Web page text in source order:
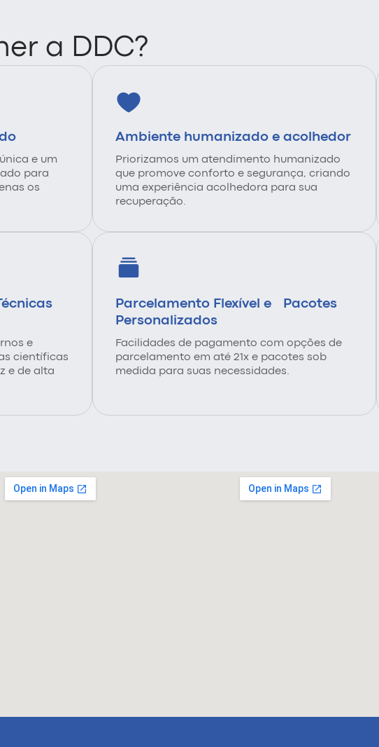
a DDC?
e um
para
os
Ambiente humanizado e acolhedor
Priorizamos um atendimento humanizado
que promove conforto e segurança, criando
uma experiência acolhedora para sua
recuperação.
e
científicas
e de alta
Parcelamento Flexível e Pacotes
Personalizados
Facilidades de pagamento com opções de
parcelamento em até 21x e pacotes sob
medida para suas necessidades.